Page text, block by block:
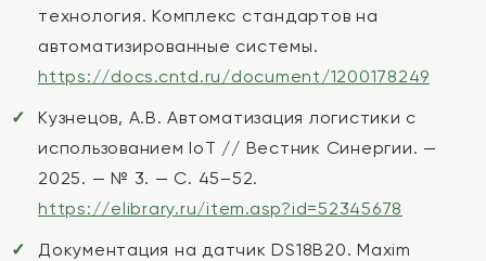
технология. Комплекс стандартов на
автоматизированные системы.
https://docs.cntd.ru/document/1200178249
Кузнецов, А.В. Автоматизация логистики с
использованием IoT // Вестник Синергии. —
2025. — № 3. — С. 45–52.
https://elibrary.ru/item.asp?id=52345678
Документация на датчик DS18B20. Maxim